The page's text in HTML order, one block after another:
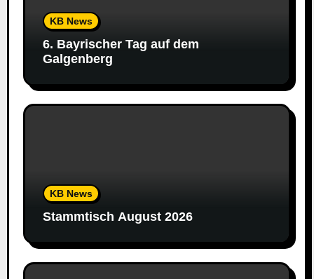
KB News
6. Bayrischer Tag auf dem
Galgenberg
KB News
Stammtisch August 2026